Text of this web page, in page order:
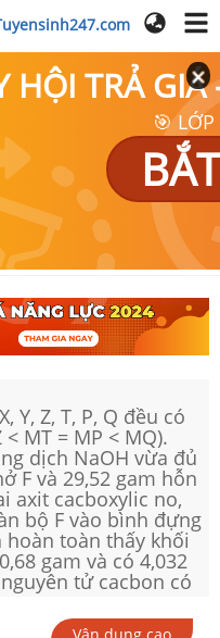
HỘI TRẢ GIÁ
🎯
Y, Z, T, P, Q đều có
MT = MP < MQ).
dịch NaOH vừa đủ
F và 29,52 gam hỗn
axit cacboxylic no,
bộ F vào bình đựng
hoàn toàn thấy khối
gam và có 4,032
tử cacbon có